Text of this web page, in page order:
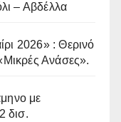
– Αβδέλλα
2026» : Θερινό
Ανάσες».
με
δισ.